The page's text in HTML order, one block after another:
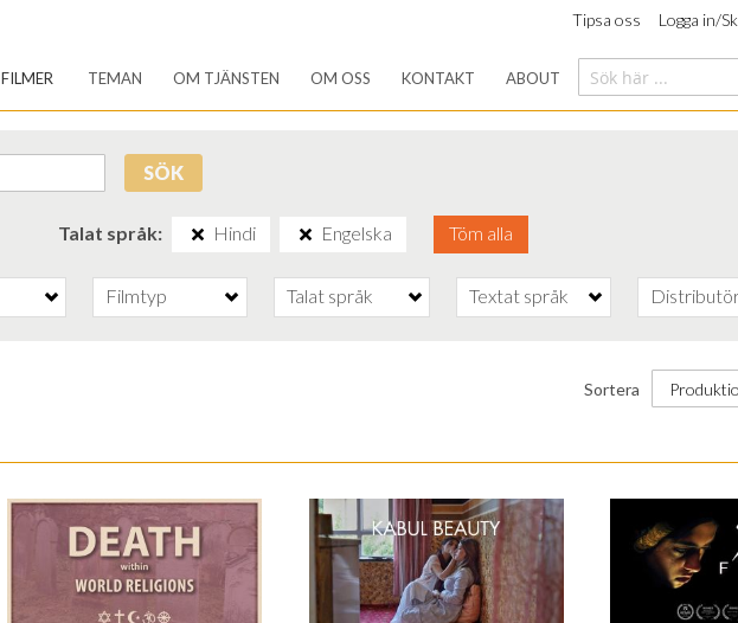
Tipsa oss Logga in/
FILMER TEMAN OM TJÄNSTEN OM OSS KONTAKT ABOUT
SÖK
Talat språk Hindi Engelska Töm alla
Filmtyp Talat språk Textat språk
Sortera